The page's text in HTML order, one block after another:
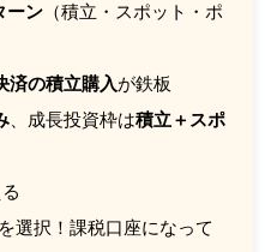
ーン （積立・スポット・ポ
済の積立購入 が鉄板
、成長投資枠は積立＋スポ
選択！課税口座になって